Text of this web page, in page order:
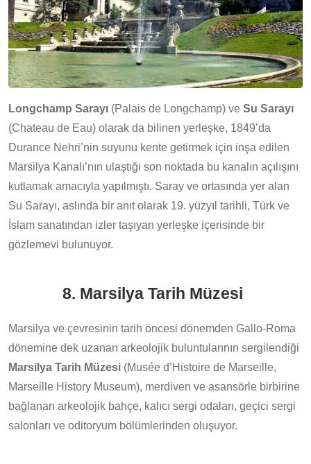
Longchamp Sarayı (Palais de Longchamp) ve Su Sarayı
(Chateau de Eau) olarak da bilinen yerleşke, 1849’da
Durance Nehri’nin suyunu kente getirmek için inşa edilen
Marsilya Kanalı’nın ulaştığı son noktada bu kanalın açılışını
kutlamak amacıyla yapılmıştı. Saray ve ortasında yer alan
Su Sarayı, aslında bir anıt olarak 19. yüzyıl tarihli, Türk ve
İslam sanatından izler taşıyan yerleşke içerisinde bir
gözlemevi bulunuyor.
8. Marsilya Tarih Müzesi
Marsilya ve çevresinin tarih öncesi dönemden Gallo-Roma
dönemine dek uzanan arkeolojik buluntularının sergilendiği
Marsilya Tarih Müzesi (Musée d’Histoire de Marseille,
Marseille History Museum), merdiven ve asansörle birbirine
bağlanan arkeolojik bahçe, kalıcı sergi odaları, geçici sergi
salonları ve oditoryum bölümlerinden oluşuyor.